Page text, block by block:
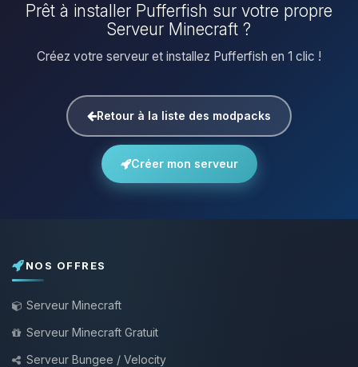
Prêt à installer Pufferfish sur votre propre
Serveur Minecraft ?
Créez votre serveur et installez Pufferfish en 1 clic !
Retour à la liste des modpacks
Créer mon serveur
NOS OFFRES
Serveur Minecraft
Serveur Minecraft Gratuit
Serveur Bungee / Velocity